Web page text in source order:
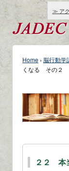
≫ ア
Home › 脳行動学
くなる その２
２２ 本